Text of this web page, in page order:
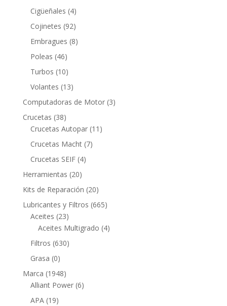
productos
Cigüeñales 44
productos
Cojinetes 9292
productos
Embragues 88
Poleas 4646
productos
Turbos 1010
productos
Volantes 1313
productos
Computadoras de Motor 33
Crucetas 3838
productos
Crucetas Autopar 11 11
Crucetas Macht 77
Crucetas SEIF 44
Herramientas 2020
productos
Kits de Reparación 2020
productos
Lubricantes y Filtros 665665
Aceites 2323
productos
Aceites Multigrado 44
Filtros 630630
Grasa 00
productos
Marca 19481948
productos
Alliant Power 66
APA 1919